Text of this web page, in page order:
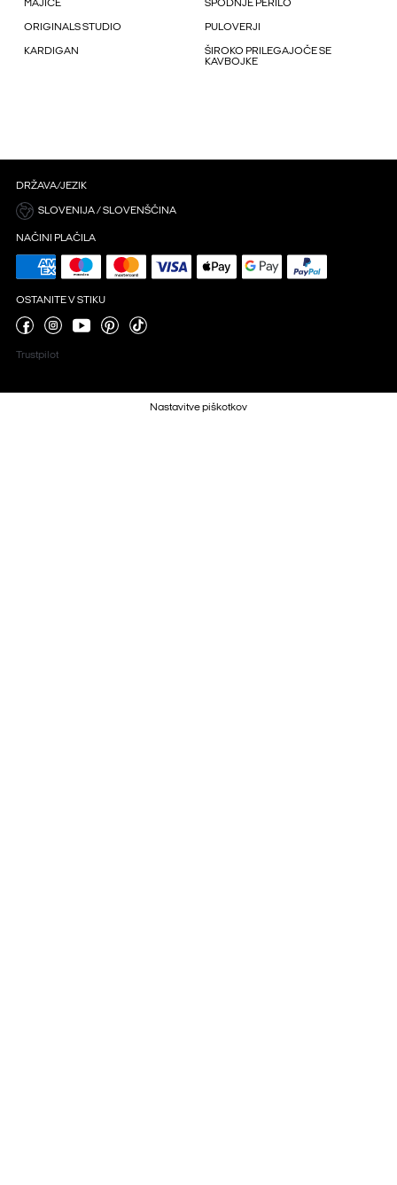
MAJICE SPODNJE PERILO
ORIGINALS STUDIO PULOVERJI
KARDIGAN
ŠIROKO PRILEGAJOČE SE
KAVBOJKE
DRŽAVA/JEZIK
SLOVENIJA / SLOVENŠČINA
NAČINI PLAČILA
OSTANITE V STIKU
Trustpilot
Nastavitve piškotkov